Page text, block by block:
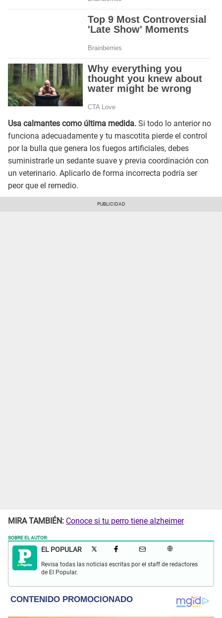
Usa calmantes como última medida. Si todo lo anterior no
funciona adecuadamente y tu mascotita pierde el control
por la bulla que genera los fuegos artificiales, debes
suministrarle un sedante suave y previa coordinación con
un veterinario. Aplicarlo de forma incorrecta podría ser
peor que el remedio.
MIRA TAMBIÉN: Conoce si tu perro tiene alzheimer
SOBRE EL AUTOR:
EL POPULAR
Revisa todas las noticias escritas por el staff de redactores
de El Popular.